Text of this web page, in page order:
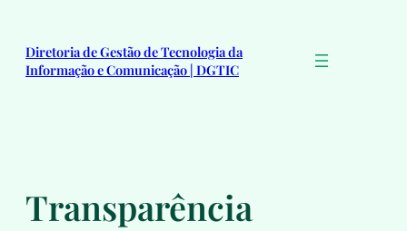
conteúdo
Diretoria de Gestão de Tecnologia da
Informação e Comunicação | DGTIC
Transparência